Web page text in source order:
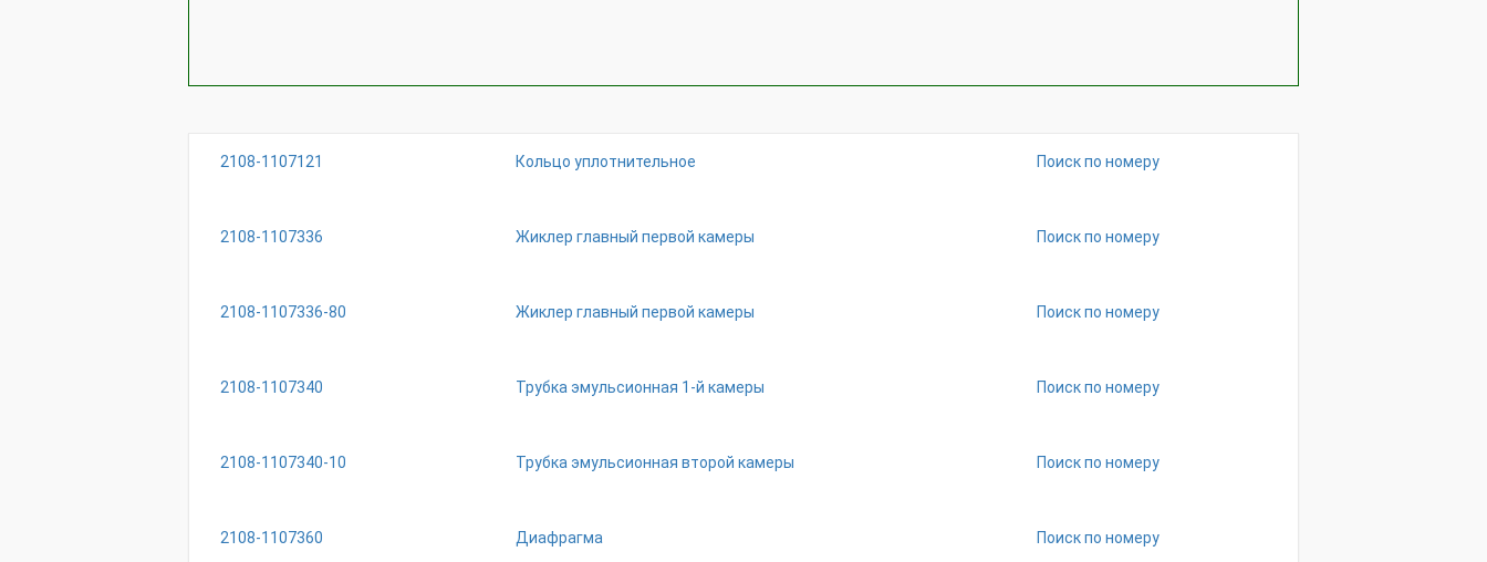
2108-1107121 Кольцо уплотнительное Поиск по номеру
2108-1107336 Жиклер главный первой камеры Поиск по номеру
2108-1107336-80 Жиклер главный первой камеры Поиск по номеру
2108-1107340 Трубка эмульсионная 1-й камеры Поиск по номеру
2108-1107340-10 Трубка эмульсионная второй камеры Поиск по номеру
2108-1107360 Диафрагма Поиск по номеру